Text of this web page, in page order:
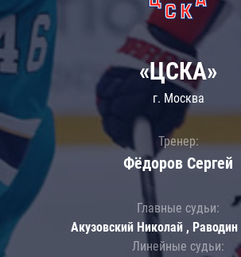
«ЦСКА»
г. Москва
Тренер:
Фёдоров Сергей
Главные судьи:
Акузовский Николай ,
Линейные судьи: